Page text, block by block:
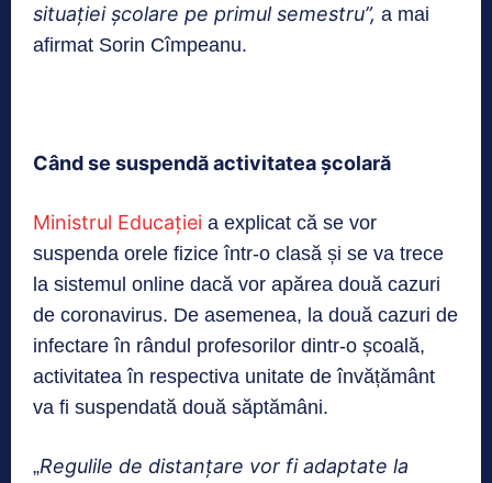
situaţiei şcolare pe primul semestru”, a mai
afirmat Sorin Cîmpeanu.
Când se suspendă activitatea școlară
Ministrul Educației a explicat că se vor
suspenda orele fizice într-o clasă și se va trece
la sistemul online dacă vor apărea două cazuri
de coronavirus. De asemenea, la două cazuri de
infectare în rândul profesorilor dintr-o școală,
activitatea în respectiva unitate de învățământ
va fi suspendată două săptămâni.
„Regulile de distanțare vor fi adaptate la